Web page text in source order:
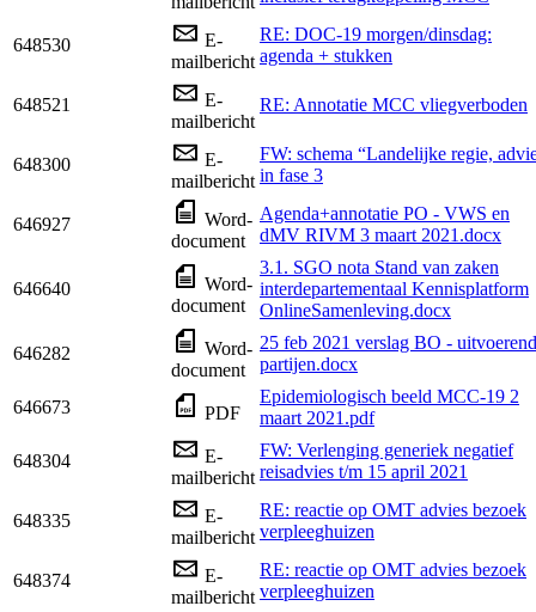
648530
E-
mailbericht
RE: DOC-19 morgen/dinsdag:
agenda + stukken
648521
E-
mailbericht
RE: Annotatie MCC vliegverboden
648300
E-
mailbericht
FW: schema “Landelijke regie,
in fase 3
646927
Word-
document
Agenda+annotatie PO - VWS en
dMV RIVM 3 maart 2021.docx
646640
Word-
document
3.1. SGO nota Stand van zaken
interdepartementaal Kennisplatform
OnlineSamenleving.docx
646282
Word-
document
25 feb 2021 verslag BO -
partijen.docx
646673 PDF
Epidemiologisch beeld MCC-19 2
maart 2021.pdf
648304
E-
mailbericht
FW: Verlenging generiek negatief
reisadvies t/m 15 april 2021
648335
E-
mailbericht
RE: reactie op OMT advies bezoek
verpleeghuizen
648374
E-
mailbericht
RE: reactie op OMT advies bezoek
verpleeghuizen